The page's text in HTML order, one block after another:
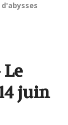
Le
juin